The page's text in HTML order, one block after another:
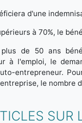
d'une
à 70%, le
de 50 ans
à l'emploi, le
entrepreneur.
le nombre
SUR